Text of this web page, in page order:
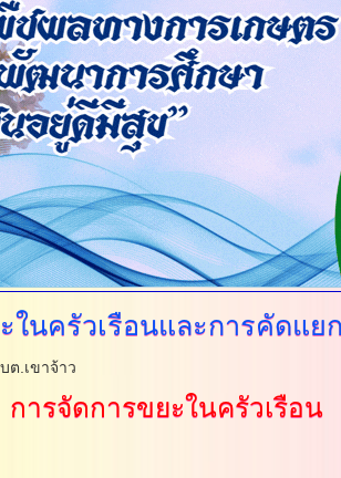
ในครัวเรือนและการคัดแย
ต.เขาจ้าว
การจัดการขยะในครัวเรือน